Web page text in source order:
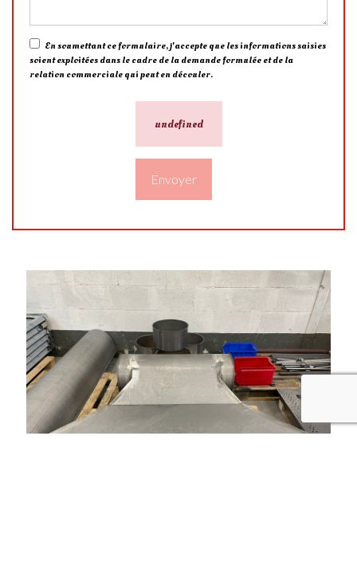
En soumettant ce formulaire, j'accepte que les informations saisies
soient exploitées dans le cadre de la demande formulée et de la
relation commerciale qui peut en découler.
undefined